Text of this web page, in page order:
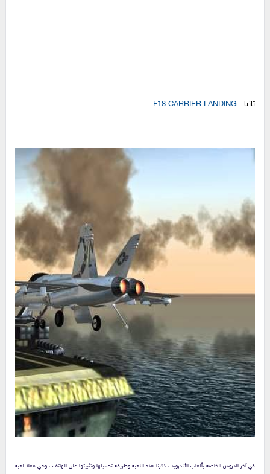
ثانيا : F18 CARRIER LANDING
في آخر الدروس الخاصة بألعاب الأندرويد ، ذكرنا هذه اللعبة وطريقة تحميلها وتثبيتها على الهاتف ، وهي فعلا لعبة